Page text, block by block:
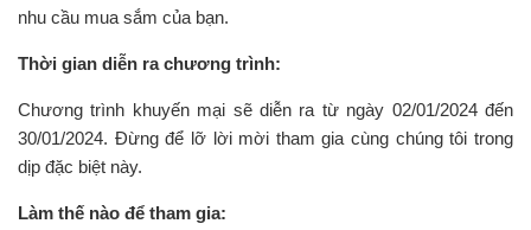
nhu cầu mua sắm của bạn.
Thời gian diễn ra chương trình:
Chương trình khuyến mại sẽ diễn ra từ ngày 02/01/2024 đến
30/01/2024. Đừng để lỡ lời mời tham gia cùng chúng tôi trong
dịp đặc biệt này.
Làm thế nào để tham gia: